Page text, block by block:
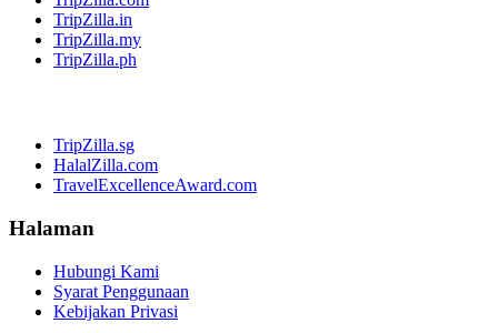
TripZilla.in
TripZilla.my
TripZilla.ph
TripZilla.sg
HalalZilla.com
TravelExcellenceAward.com
Halaman
Hubungi Kami
Syarat Penggunaan
Kebijakan Privasi